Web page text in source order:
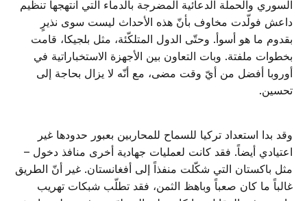
السوري والحملة الدعائية المضرجة بالدماء التي انتهجها تنظيم
داعش فولّدت مخاوف بأنّ هذه الأحداث ليست سوى نذيرٍ
بقدوم ما هو أسوأ. وحتّى الدول المتلكّئة، مثل بلجيكا، قامت
بخطوات ملفتة. وبات التعاون بين الأجهزة الاستخباراتية في
أوروبا أفضل من أيّ وقت مضى، مع أنّه لا يزال بحاجة إلى
تحسين.
وقد بدا استعداد تركيا للسماح للمحاربين بعبور حدودها غير
اعتيادي أيضاً. فقد كانت لعمليات جهادية أخرى منافذ دخول –
مثل باكستان التي شكّلت منفذاً إلى أفغانستان. غير أنّ الطريق
غالباً ما كان صعباً وباهظ الثمن، فقد تطلّب شبكات تهريب